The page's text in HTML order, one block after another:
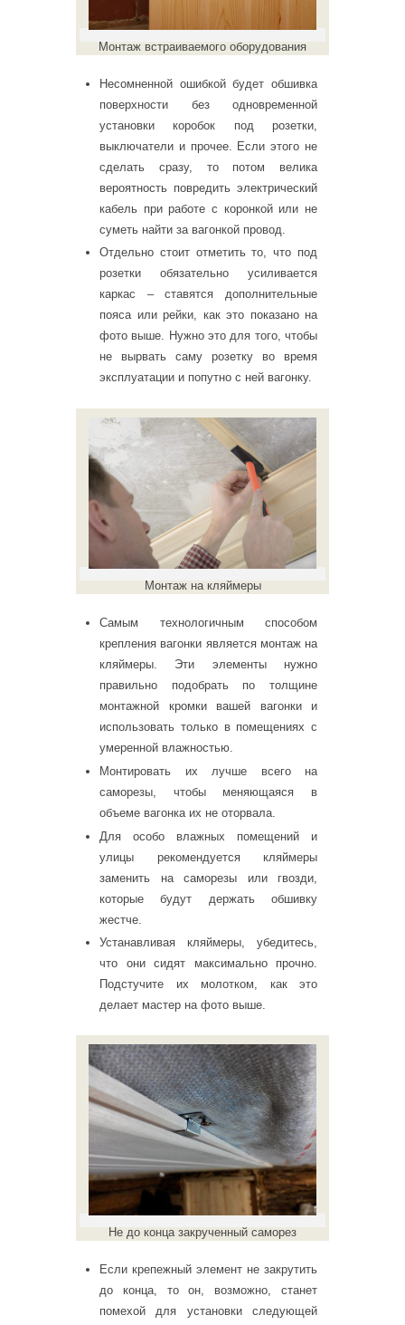
Монтаж встраиваемого оборудования
Несомненной ошибкой будет обшивка
поверхности без одновременной
установки коробок под розетки,
выключатели и прочее. Если этого не
сделать сразу, то потом велика
вероятность повредить электрический
кабель при работе с коронкой или не
суметь найти за вагонкой провод.
Отдельно стоит отметить то, что под
розетки обязательно усиливается
каркас – ставятся дополнительные
пояса или рейки, как это показано на
фото выше. Нужно это для того, чтобы
не вырвать саму розетку во время
эксплуатации и попутно с ней вагонку.
Монтаж на кляймеры
Самым технологичным способом
крепления вагонки является монтаж на
кляймеры. Эти элементы нужно
правильно подобрать по толщине
монтажной кромки вашей вагонки и
использовать только в помещениях с
умеренной влажностью.
Монтировать их лучше всего на
саморезы, чтобы меняющаяся в
объеме вагонка их не оторвала.
Для особо влажных помещений и
улицы рекомендуется кляймеры
заменить на саморезы или гвозди,
которые будут держать обшивку
жестче.
Устанавливая кляймеры, убедитесь,
что они сидят максимально прочно.
Подстучите их молотком, как это
делает мастер на фото выше.
Не до конца закрученный саморез
Если крепежный элемент не закрутить
до конца, то он, возможно, станет
помехой для установки следующей